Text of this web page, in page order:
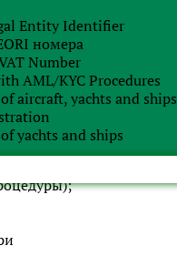
Entity Identifier
номера
Number
AML/KYC Procedures
aircraft, yachts and ships
yachts and ships
языке) с
банка.